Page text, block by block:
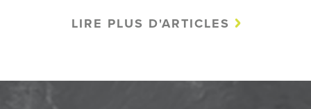
LIRE PLUS D'ARTICLES